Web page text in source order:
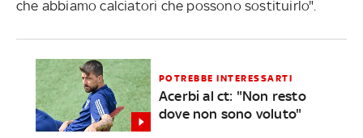
che abbiamo calciatori che possono sostituirlo".
POTREBBE INTERESSARTI
Acerbi al ct: "Non resto
dove non sono voluto"